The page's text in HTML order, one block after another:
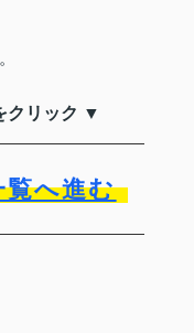
クリック ▼
覧へ進む